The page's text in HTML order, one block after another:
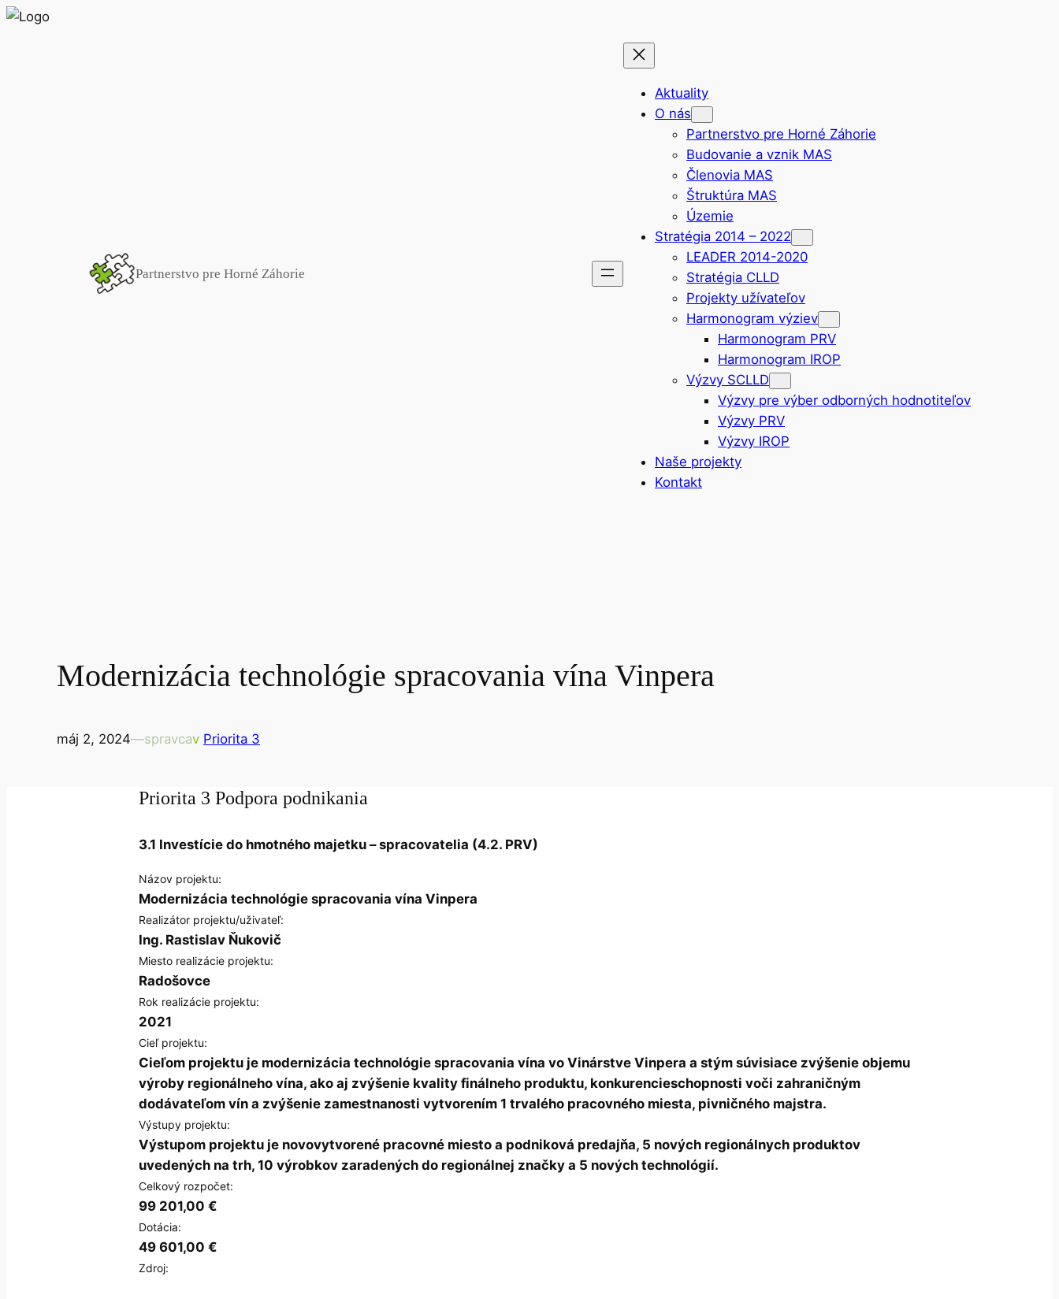
Prejsť
Partnerstvo pre Horné Záhorie
Aktuality
O nás
Partnerstvo pre Horné Záhorie
Budovanie a vznik MAS
Členovia MAS
Štruktúra MAS
Územie
Stratégia 2014 – 2022
LEADER 2014-2020
Stratégia CLLD
Projekty užívateľov
Harmonogram výziev
Harmonogram PRV
Harmonogram IROP
Výzvy SCLLD
Výzvy pre výber odborných hodnotiteľov
Výzvy PRV
Výzvy IROP
Naše projekty
Kontakt
Modernizácia technológie spracovania vína Vinpera
máj 2, 2024—spravcav Priorita 3
Priorita 3 Podpora podnikania
3.1 Investície do hmotného majetku – spracovatelia (4.2. PRV)
Názov projektu:
Modernizácia technológie spracovania vína Vinpera
Realizátor projektu/uživateľ:
Ing. Rastislav Ňukovič
Miesto realizácie projektu:
Radošovce
Rok realizácie projektu:
2021
Cieľ projektu:
Cieľom projektu je modernizácia technológie spracovania vína vo Vinárstve Vinpera a stým súvisiace zvýšenie objemu
výroby regionálneho vína, ako aj zvýšenie kvality finálneho produktu, konkurencieschopnosti voči zahraničným
dodávateľom vín a zvýšenie zamestnanosti vytvorením 1 trvalého pracovného miesta, pivničného majstra.
Výstupy projektu:
Výstupom projektu je novovytvorené pracovné miesto a podniková predajňa, 5 nových regionálnych produktov
uvedených na trh, 10 výrobkov zaradených do regionálnej značky a 5 nových technológií.
Celkový rozpočet:
99 201,00 €
Dotácia:
49 601,00 €
Zdroj: